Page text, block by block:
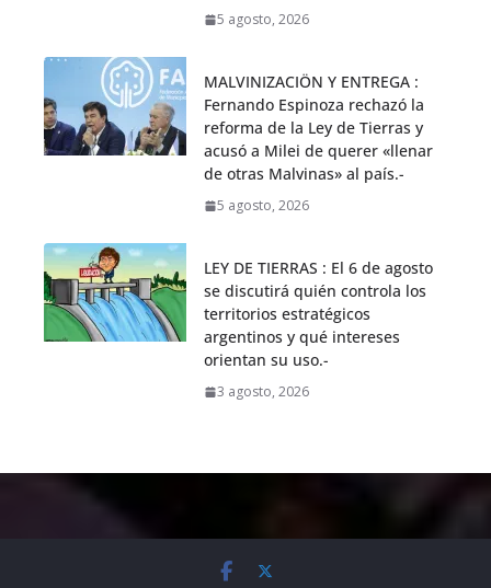
5 agosto, 2026
MALVINIZACIÖN Y ENTREGA :
Fernando Espinoza rechazó la
reforma de la Ley de Tierras y
acusó a Milei de querer «llenar
de otras Malvinas» al país.-
5 agosto, 2026
LEY DE TIERRAS : El 6 de agosto
se discutirá quién controla los
territorios estratégicos
argentinos y qué intereses
orientan su uso.-
3 agosto, 2026